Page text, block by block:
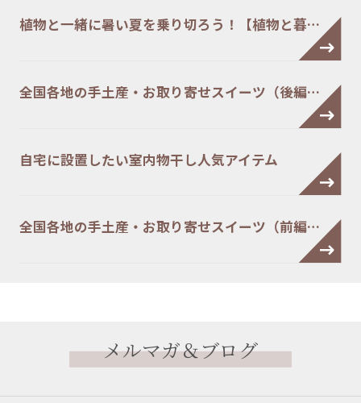
植物と一緒に暑い夏を乗り切ろう！【植物と暮…
全国各地の手土産・お取り寄せスイーツ（後編…
自宅に設置したい室内物干し人気アイテム
全国各地の手土産・お取り寄せスイーツ（前編…
メルマガ＆ブログ